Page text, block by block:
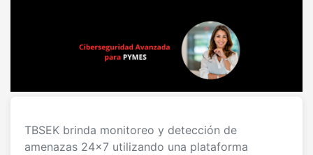
TBSEK brinda monitoreo y detección de
amenazas 24x7 utilizando una plataforma